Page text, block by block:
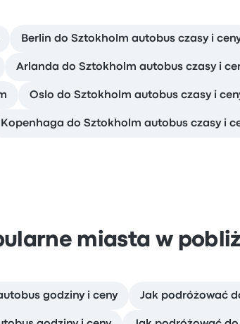
Berlin do Sztokholm autobus czasy i
Arlanda do Sztokholm autobus czasy i
Oslo do Sztokholm autobus czasy i
Kopenhaga do Sztokholm autobus czasy i
miasta w
godziny i ceny Jak podróżować